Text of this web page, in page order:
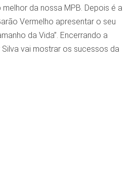
da nossa MPB. Depois é a
Vermelho apresentar o seu
da Vida”. Encerrando a
vai mostrar os sucessos da